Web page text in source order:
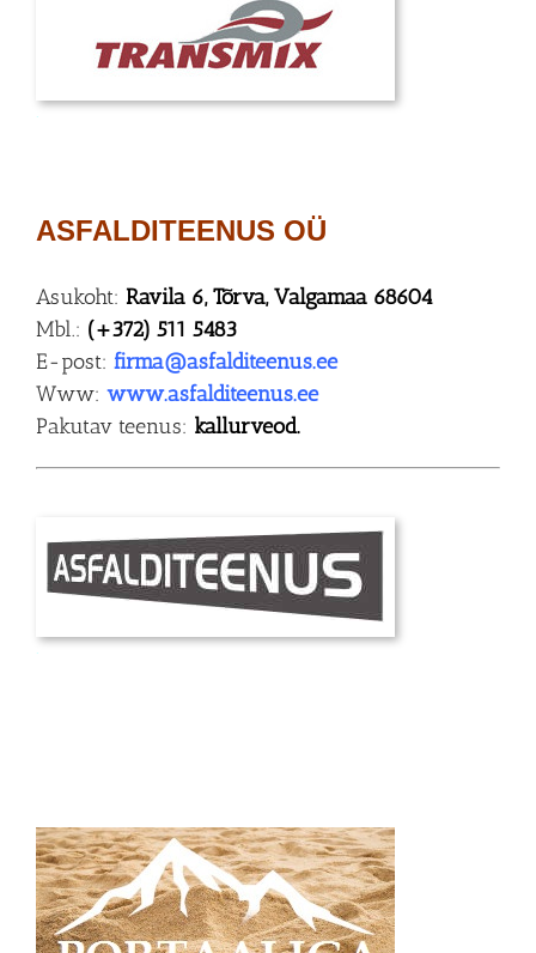
.
ASFALDITEENUS OÜ
Asukoht: Ravila 6, Tõrva, Valgamaa 68604
Mbl.: (+372) 511 5483
E-post: firma@asfalditeenus.ee
Www: www.asfalditeenus.ee
Pakutav teenus: kallurveod.
.